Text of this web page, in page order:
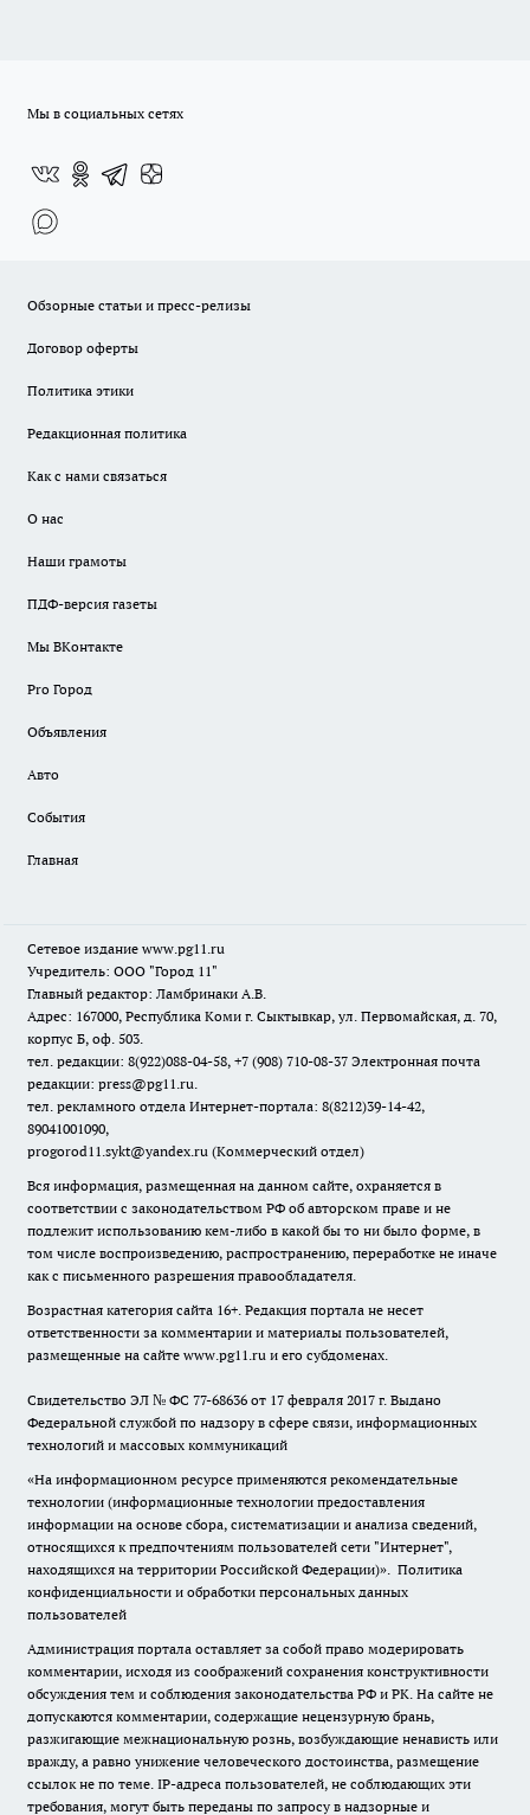
Мы в социальных сетях
Обзорные статьи и пресс-релизы
Договор оферты
Политика этики
Редакционная политика
Как с нами связаться
О нас
Наши грамоты
ПДФ-версия газеты
Мы ВКонтакте
Pro Город
Объявления
Авто
События
Главная
Сетевое издание www.pg11.ru
Учредитель: ООО "Город 11"
Главный редактор: Ламбринаки А.В.
Адрес: 167000, Республика Коми г. Сыктывкар, ул. Первомайская, д. 70,
корпус Б, оф. 503.
тел. редакции: 8(922)088-04-58, +7 (908) 710-08-37 Электронная почта
редакции: press@pg11.ru.
тел. рекламного отдела Интернет-портала: 8(8212)39-14-42,
89041001090,
progorod11.sykt@yandex.ru (Коммерческий отдел)
Вся информация, размещенная на данном сайте, охраняется в
соответствии с законодательством РФ об авторском праве и не
подлежит использованию кем-либо в какой бы то ни было форме, в
том числе воспроизведению, распространению, переработке не иначе
как с письменного разрешения правообладателя.
Возрастная категория сайта 16+. Редакция портала не несет
ответственности за комментарии и материалы пользователей,
размещенные на сайте www.pg11.ru и его субдоменах.
Свидетельство ЭЛ № ФС 77-68636 от 17 февраля 2017 г. Выдано
Федеральной службой по надзору в сфере связи, информационных
технологий и массовых коммуникаций
«На информационном ресурсе применяются рекомендательные
технологии (информационные технологии предоставления
информации на основе сбора, систематизации и анализа сведений,
относящихся к предпочтениям пользователей сети "Интернет",
находящихся на территории Российской Федерации)». Политика
конфиденциальности и обработки персональных данных
пользователей
Администрация портала оставляет за собой право модерировать
комментарии, исходя из соображений сохранения конструктивности
обсуждения тем и соблюдения законодательства РФ и РК. На сайте не
допускаются комментарии, содержащие нецензурную брань,
разжигающие межнациональную рознь, возбуждающие ненависть или
вражду, а равно унижение человеческого достоинства, размещение
ссылок не по теме. IP-адреса пользователей, не соблюдающих эти
требования, могут быть переданы по запросу в надзорные и